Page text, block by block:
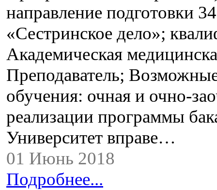
направление подготовки
«Сестринское дело»;
Академическая
Преподаватель;
обучения: очная и очно-
реализации программы
Университет вправе…
01 Июнь 2018
Подробнее...